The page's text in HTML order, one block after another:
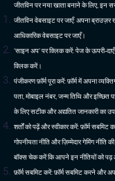
जीतविन पर नया खाता बनाने के लिए, इन
जीतविन वेबसाइट पर जाएँ: अपना
आधिकारिक वेबसाइट पर जाएँ।
'साइन अप' पर क्लिक करें: पेज के ऊपरी-
क्लिक करें।
पंजीकरण फ़ॉर्म पूरा करें: फ़ॉर्म में अपना
पता, मोबाइल नंबर, जन्म तिथि और इच्छित
के लिए सटीक और अद्यतित जानकारी का
शर्तों को पढ़ें और स्वीकार करें: फ़ॉर्म
गोपनीयता नीति और ज़िम्मेदार गेमिंग नीति
बॉक्स चेक करें कि आपने इन नीतियों को
फ़ॉर्म सबमिट करें: फ़ॉर्म सबमिट करने और